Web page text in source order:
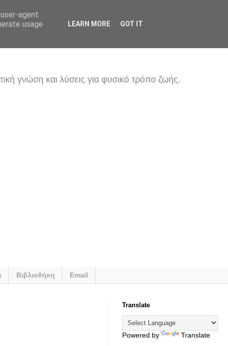
γνώση και λύσεις για φυσικό τρόπο ζωής.
Βιβλιοθήκη Email
Translate
Powered by Translate
agent
usage
LEARN MORE GOT IT